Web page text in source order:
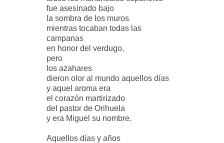
fue asesinado bajo
la sombra de los muros
mientras tocaban todas las
campanas
en honor del verdugo,
pero
los azahares
dieron olor al mundo aquellos días
y aquel aroma era
el corazón martirizado
del pastor de Orihuela
y era Miguel su nombre.
Aquellos días y años